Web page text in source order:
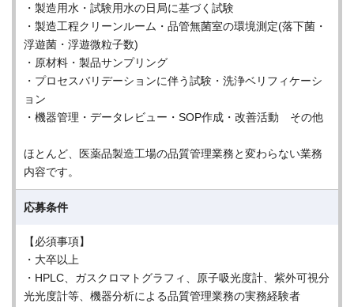
・製造用水・試験用水の日局に基づく試験
・製造工程クリーンルーム・品管無菌室の環境測定(落下菌・
浮遊菌・浮遊微粒子数)
・原材料・製品サンプリング
・プロセスバリデーションに伴う試験・洗浄ベリフィケーシ
ョン
・機器管理・データレビュー・SOP作成・改善活動 その他
ほとんど、医薬品製造工場の品質管理業務と変わらない業務
内容です。
応募条件
【必須事項】
・大卒以上
・HPLC、ガスクロマトグラフィ、原子吸光度計、紫外可視分
光光度計等、機器分析による品質管理業務の実務経験者